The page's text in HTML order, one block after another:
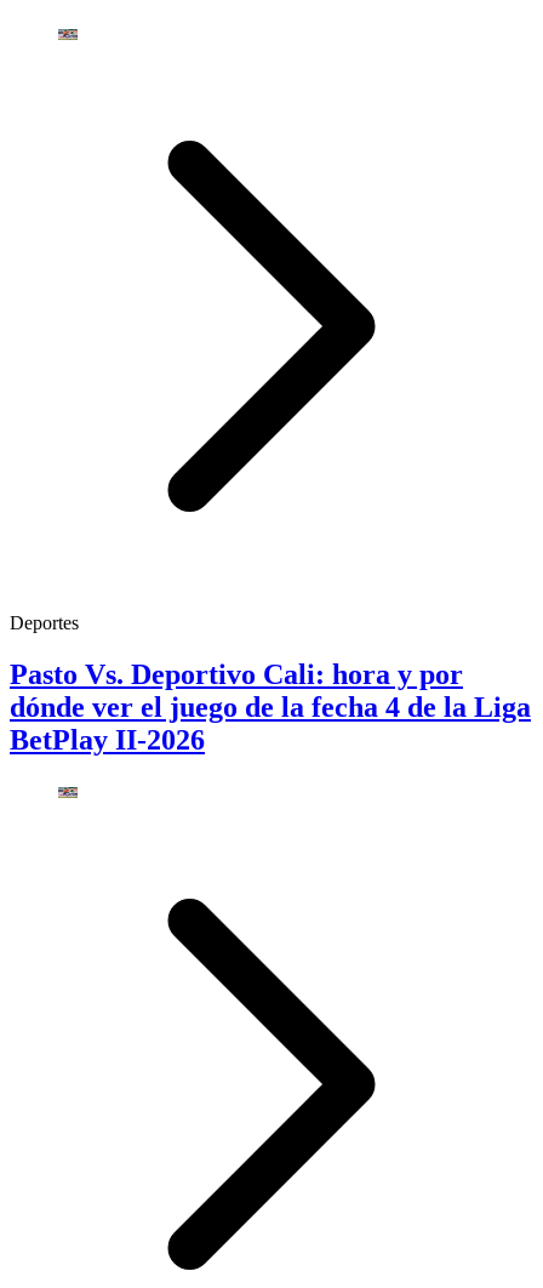
Deportes
Pasto Vs. Deportivo Cali: hora y por
dónde ver el juego de la fecha 4 de la Liga
BetPlay II-2026